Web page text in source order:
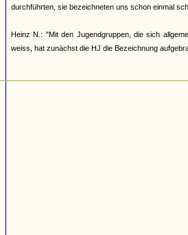
durchführten, sie bezeichneten uns schon einmal
Heinz N.: "Mit den Jugendgruppen, die sich
weiss, hat zunächst die HJ die Bezeichnung